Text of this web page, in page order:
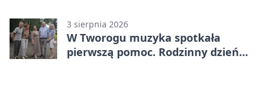
3 sierpnia 2026
W Tworogu muzyka spotkała
pierwszą pomoc. Rodzinny dzień